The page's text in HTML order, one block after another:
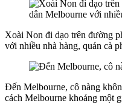
Xoài Non đi dạo trên đường
với nhiều nhà hàng, quán cà
Đến Melbourne, cô nàng
cách Melbourne khoảng một